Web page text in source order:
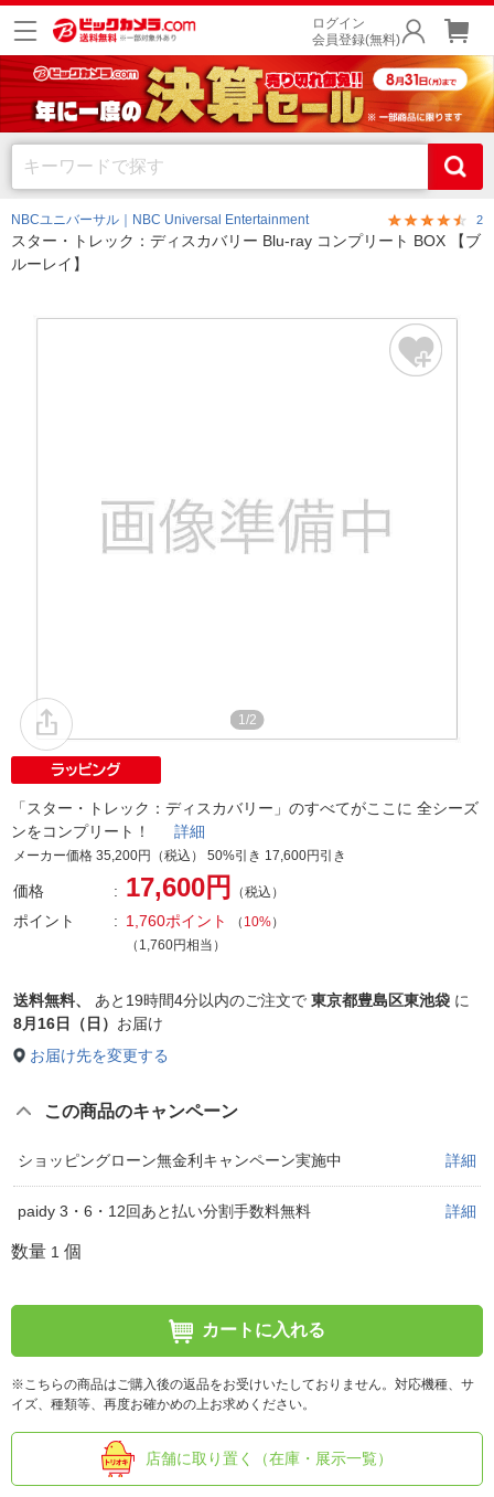
ログイン
会員登録(無料)
NBCユニバーサル｜NBC Universal Entertainment 2
スター・トレック：ディスカバリー Blu-ray コンプリート BOX 【ブ
ルーレイ】
1/2
「スター・トレック：ディスカバリー」のすべてがここに 全シーズ
ンをコンプリート！ 詳細
メーカー価格 35,200円（税込） 50%引き 17,600円引き
価格 17,600円 （税込）
ポイント 1,760ポイント （ 10%）
（1,760円相当）
送料無料、 あと 19時間4分以内のご注文で 東京都豊島区東池袋 に
8月16日（日） お届け
お届け先を変更する
この商品のキャンペーン
ショッピングローン無金利キャンペーン実施中 詳細
paidy 3・6・12回あと払い分割手数料無料 詳細
数量 1 個
カートに入れる
※こちらの商品はご購入後の返品をお受けいたしておりません。対応機種、サ
イズ、種類等、再度お確かめの上お求めください。
店舗に取り置く（在庫・展示一覧）